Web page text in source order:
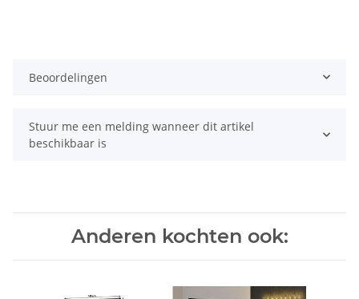
Beoordelingen
Stuur me een melding wanneer dit artikel
beschikbaar is
Anderen kochten ook: